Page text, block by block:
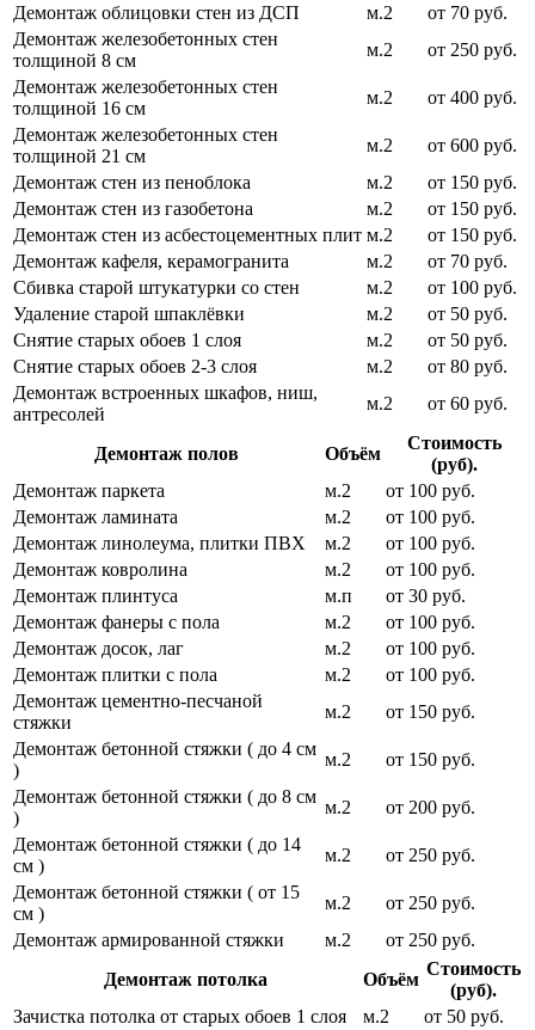
Демонтаж облицовки стен из ДСП
м.2
от 70 руб.
Демонтаж железобетонных стен
толщиной 8 см
м.2
от 250 руб.
Демонтаж железобетонных стен
толщиной 16 см
м.2
от 400 руб.
Демонтаж железобетонных стен
толщиной 21 см
м.2
от 600 руб.
Демонтаж стен из пеноблока
м.2
от 150 руб.
Демонтаж стен из газобетона
м.2
от 150 руб.
Демонтаж стен из асбестоцементных плит м.2
от 150 руб.
Демонтаж кафеля, керамогранита
м.2
от 70 руб.
Сбивка старой штукатурки со стен
м.2
от 100 руб.
Удаление старой шпаклёвки
м.2
от 50 руб.
Снятие старых обоев 1 слоя
м.2
от 50 руб.
Снятие старых обоев 2-3 слоя
м.2
от 80 руб.
Демонтаж встроенных шкафов, ниш,
антресолей
м.2 от 60 руб.
Демонтаж полов Объём
Стоимость
(руб).
Демонтаж паркета
м.2
от 100 руб.
Демонтаж ламината
м.2
от 100 руб.
Демонтаж линолеума, плитки ПВХ
м.2
от 100 руб.
Демонтаж ковролина
м.2
от 100 руб.
Демонтаж плинтуса
м.п
от 30 руб.
Демонтаж фанеры с пола
м.2
от 100 руб.
Демонтаж досок, лаг
м.2
от 100 руб.
Демонтаж плитки с пола
м.2
от 100 руб.
Демонтаж цементно-песчаной
стяжки
м.2
от 150 руб.
Демонтаж бетонной стяжки ( до 4 см
)
м.2
от 150 руб.
Демонтаж бетонной стяжки ( до 8 см
)
м.2
от 200 руб.
Демонтаж бетонной стяжки ( до 14
см )
м.2
от 250 руб.
Демонтаж бетонной стяжки ( от 15
см )
м.2
от 250 руб.
Демонтаж армированной стяжки
м.2
от 250 руб.
Демонтаж потолка
Объём
Стоимость
(руб).
Зачистка потолка от старых обоев 1 слоя
м.2
от 50 руб.